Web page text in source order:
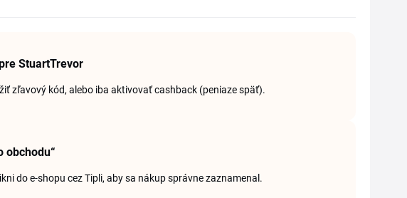
StuartTrevor
zľavový kód, alebo iba aktivovať cashback (peniaze späť).
obchodu“
do e-shopu cez Tipli, aby sa nákup správne zaznamenal.